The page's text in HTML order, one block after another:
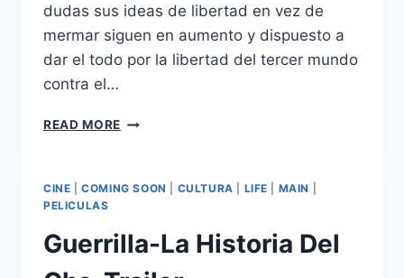
dudas sus ideas de libertad en vez de
mermar siguen en aumento y dispuesto a
dar el todo por la libertad del tercer mundo
contra el…
READ MORE CHE:
CINE |COMING SOON CULTURA LIFE MAIN
PELICULAS
Guerrilla-La Historia Del